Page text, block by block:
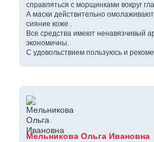
справляться с морщинками вокруг
А маски действительно
сияние коже .
Все средства имеют ненавязчивый
экономичны.
С удовольствием пользуюсь и
Мельникова Ольга Ивановна